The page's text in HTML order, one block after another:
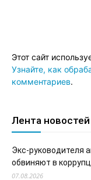
Этот сайт
Узнайте, как
комментариев.
Лента новостей
Экс-руководителя
обвиняют в
07.08.2026